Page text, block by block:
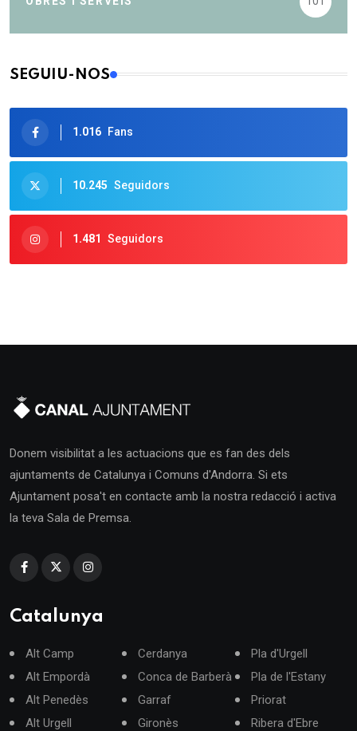
SEGUIU-NOS
1.016 Fans
10.245 Seguidors
1.481 Seguidors
Donem visibilitat a les actuacions que es fan des dels
ajuntaments de Catalunya i Comuns d'Andorra. Si ets
Ajuntament posa't en contacte amb la nostra redacció i activa
la teva Sala de Premsa.
Catalunya
Alt Camp
Alt Empordà
Alt Penedès
Alt Urgell
Cerdanya
Conca de Barberà
Garraf
Gironès
Pla d'Urgell
Pla de l'Estany
Priorat
Ribera d'Ebre